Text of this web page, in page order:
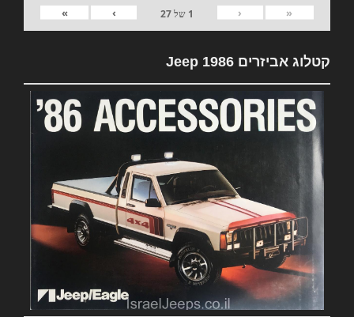
«
‹
1 של27
›
»
קטלוג אביזרים Jeep 1986